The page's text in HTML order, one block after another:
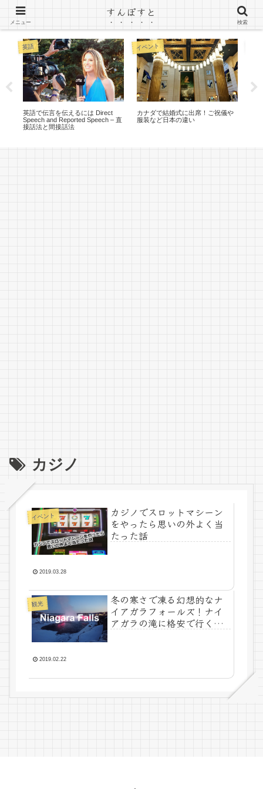
カナダ（トロント）ワーホリのブログ
英語
英語で伝言を伝えるには Direct
Speech and Reported Speech – 直
接話法と間接話法
イベント
カナダで結婚式に出席！ご祝儀や
服装など日本の違い
カジノ
イベント
カジノでスロットマシーン
をやったら思いの外よく当
たった話
2019.03.28
観光
冬の寒さで凍る幻想的なナ
イアガラフォールズ！ナイ
アガラの滝に格安で行く方
2019.02.22
メニュー
すんぽすと
検索